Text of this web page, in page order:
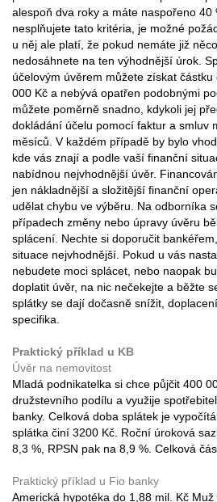
alespoň dva roky a máte naspořeno 40
nesplňujete tato kritéria, je možné
u něj ale platí, že pokud nemáte již
nedosáhnete na ten výhodnější úrok.
účelovým úvěrem můžete získat
000 Kč a nebývá opatřen podobnými
můžete poměrně snadno, kdykoli jej
dokládání účelu pomocí faktur a smluv
měsíců. V každém případě by bylo
kde vás znají a podle vaší finanční
nabídnou nejvhodnější úvěr.
jen nákladnější a složitější finanční
udělat chybu ve výběru. Na odborníka
případech změny nebo úpravy úvěru
splácení. Nechte si doporučit
situace nejvhodnější. Pokud u vás
nebudete moci splácet, nebo naopak
doplatit úvěr, na nic nečekejte a běžte
splátky se dají dočasně snížit,
specifika.
Praktický příklad u KB
Úvěr na nemovitost
Mladá podnikatelka si chce půjčit 400
družstevního podílu a využije
banky. Celková doba splátek je
splátka činí 3200 Kč. Roční úroková
8,3 %, RPSN pak na 8,9 %. Celková
Praktický příklad u Fio banky
Americká hypotéka do 1,88 mil. Kč